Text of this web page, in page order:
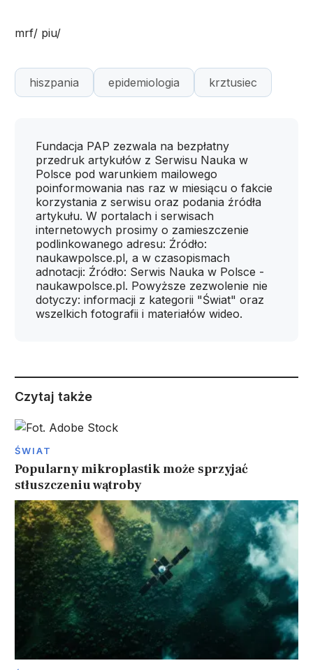
mrf/ piu/
hiszpania epidemiologia krztusiec
Fundacja PAP zezwala na bezpłatny
przedruk artykułów z Serwisu Nauka w
Polsce pod warunkiem mailowego
poinformowania nas raz w miesiącu o fakcie
korzystania z serwisu oraz podania źródła
artykułu. W portalach i serwisach
internetowych prosimy o zamieszczenie
podlinkowanego adresu: Źródło:
naukawpolsce.pl, a w czasopismach
adnotacji: Źródło: Serwis Nauka w Polsce -
naukawpolsce.pl. Powyższe zezwolenie nie
dotyczy: informacji z kategorii "Świat" oraz
wszelkich fotografii i materiałów wideo.
Czytaj także
ŚWIAT
Popularny mikroplastik może sprzyjać
stłuszczeniu wątroby